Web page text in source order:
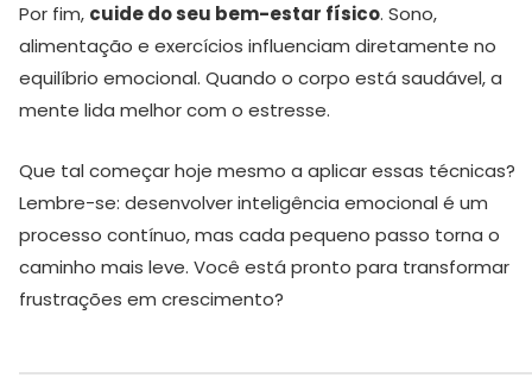
Por fim, cuide do seu bem-estar físico. Sono,
alimentação e exercícios influenciam diretamente no
equilíbrio emocional. Quando o corpo está saudável, a
mente lida melhor com o estresse.
Que tal começar hoje mesmo a aplicar essas técnicas?
Lembre-se: desenvolver inteligência emocional é um
processo contínuo, mas cada pequeno passo torna o
caminho mais leve. Você está pronto para transformar
frustrações em crescimento?